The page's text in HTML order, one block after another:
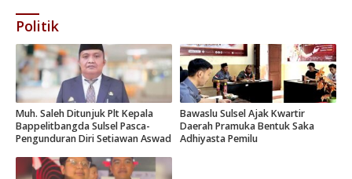
Politik
Muh. Saleh Ditunjuk Plt Kepala
Bappelitbangda Sulsel Pasca-
Pengunduran Diri Setiawan Aswad
Bawaslu Sulsel Ajak Kwartir
Daerah Pramuka Bentuk Saka
Adhiyasta Pemilu